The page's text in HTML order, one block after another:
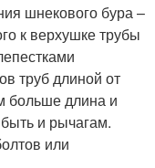
шнекового бура –
к верхушке трубы
труб длиной от
больше длина и
и рычагам.
или